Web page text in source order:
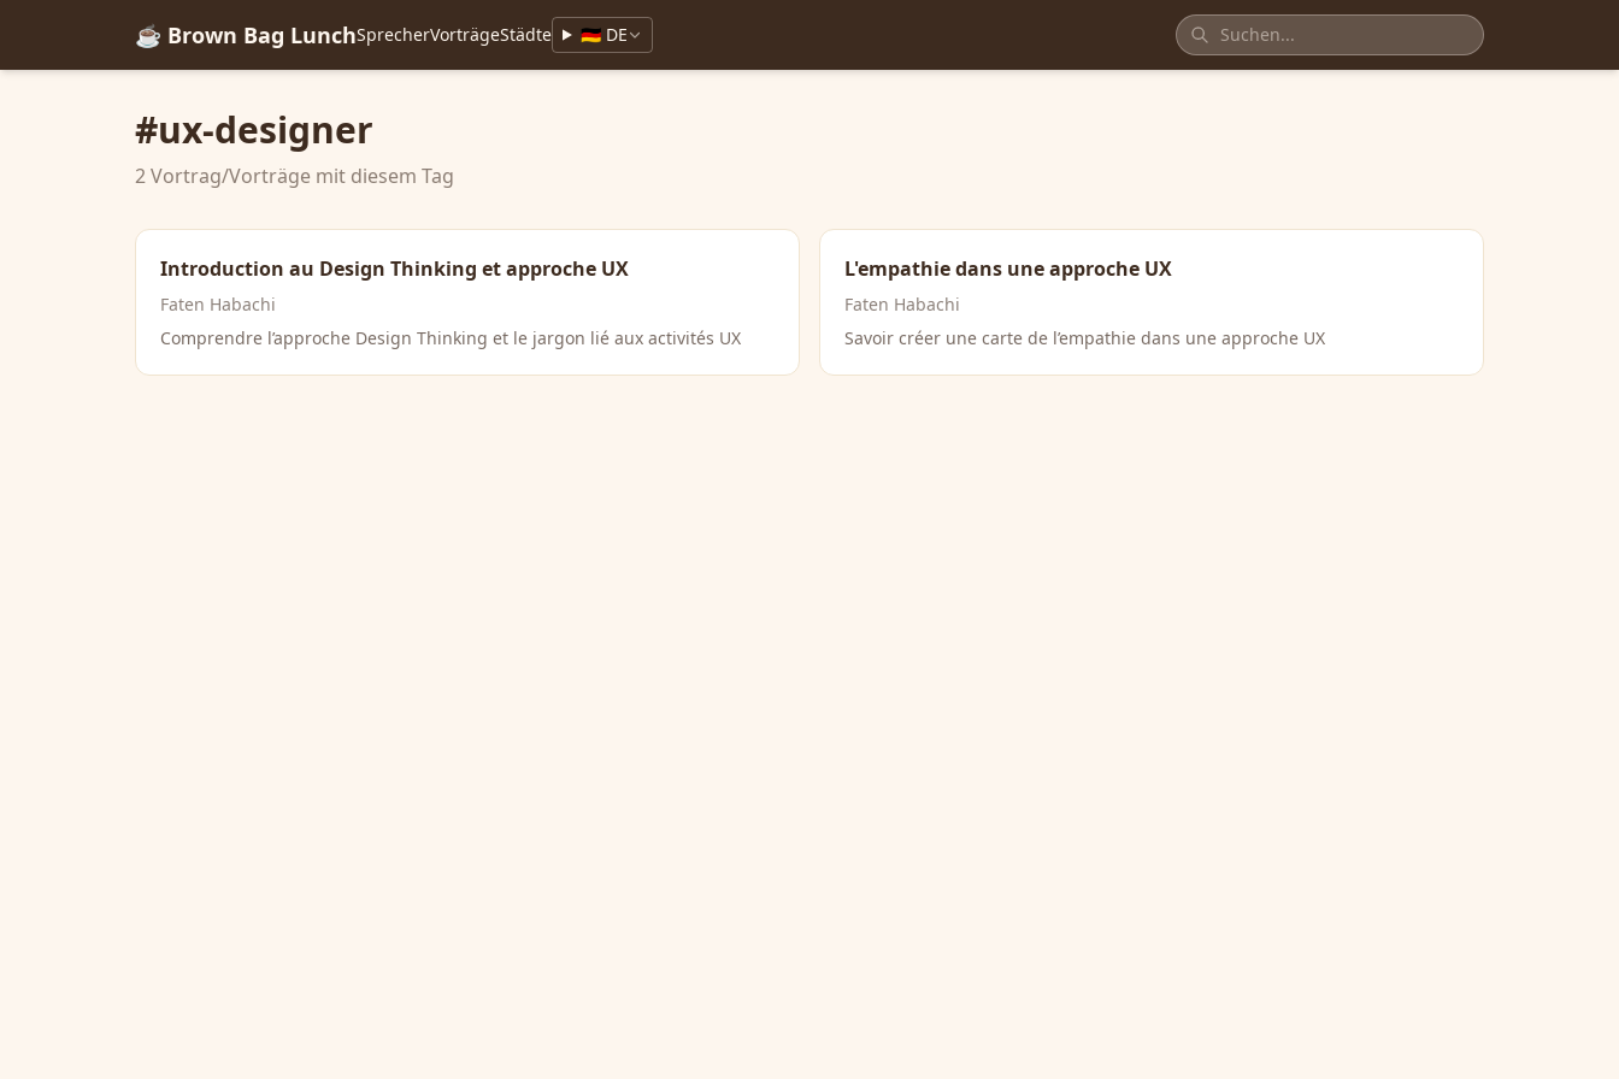
☕ Brown Bag LunchSprecherVorträgeStädte 🇩🇪 DE
#ux-designer
2 Vortrag/Vorträge mit diesem Tag
Introduction au Design Thinking et approche UX
Faten Habachi
Comprendre l’approche Design Thinking et le jargon lié aux activités UX
L'empathie dans une approche UX
Faten Habachi
Savoir créer une carte de l’empathie dans une approche UX